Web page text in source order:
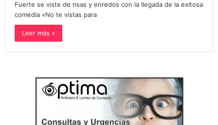
Fuerte se viste de risas y enredos con la llegada de la exitosa
comedia «No te vistas para
Leer más »